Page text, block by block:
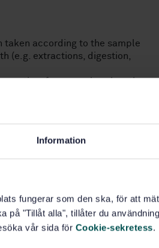
Information
fungerar som den ska, för att
på "Tillåt alla", tillåter du
vår sida för Cookie-sekretess.
taken according to the sample
(e.g. extractions, digestion,
for example, when the
mechanical durability,
calorific value, chemical
not intended to be applied to the